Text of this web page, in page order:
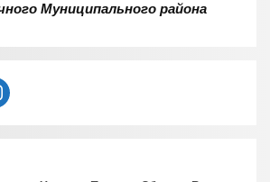
Муниципального района